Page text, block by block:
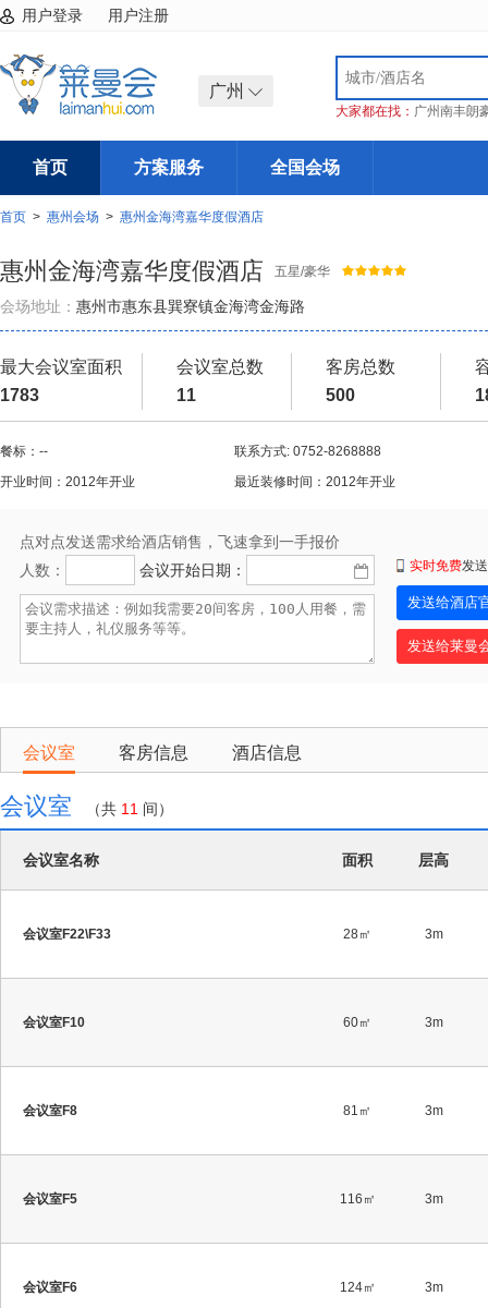
用户登录 用户注册
广州
大家都在找： 广州南丰朗
首页 方案服务 全国会场
首页 > 惠州会场 > 惠州金海湾嘉华度假酒店
惠州金海湾嘉华度假酒店 五星/豪华
会场地址： 惠州市惠东县巽寮镇金海湾金海路
最大会议室面积
1783
会议室总数
11
客房总数
500
餐标：--
联系方式: 0752-8268888
开业时间：2012年开业
最近装修时间：2012年开业
点对点发送需求给酒店销售，飞速拿到一手报价
人数：
会议开始日期： 实时免费发
会议室 客房信息 酒店信息
会议室 （共 11 间）
会议室名称 面积 层高
会议室F22\F33 28㎡ 3m
会议室F10 60㎡ 3m
会议室F8 81㎡ 3m
会议室F5 116㎡ 3m
会议室F6 124㎡ 3m